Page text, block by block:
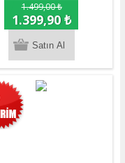
1.499,00 ₺
1.399,90 ₺